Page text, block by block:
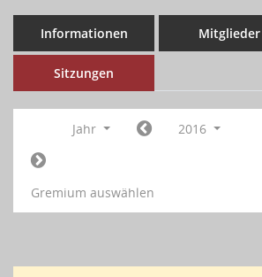
Informationen Mitglieder
Sitzungen
Jahr 2016
Gremium auswählen